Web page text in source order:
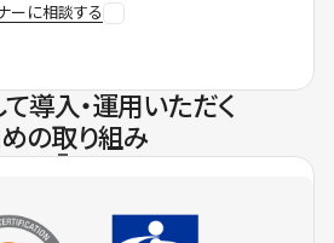
ーに相談する
導入・運用いただく
の取り組み